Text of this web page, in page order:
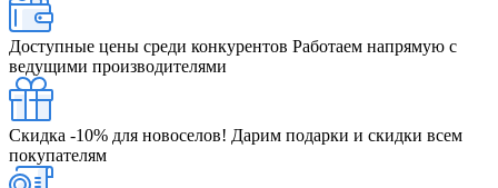
Доступные цены среди конкурентов Работаем напрямую с
ведущими производителями
Скидка -10% для новоселов! Дарим подарки и скидки всем
покупателям